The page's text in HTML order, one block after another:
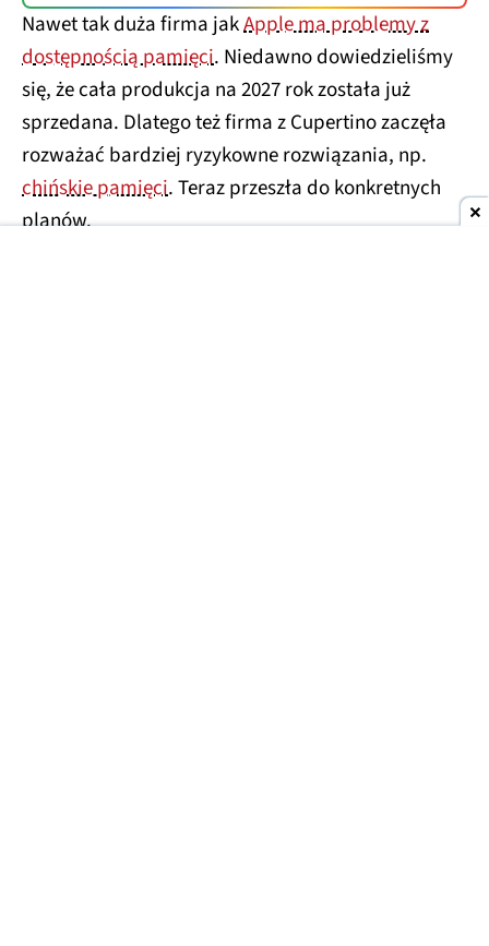
Nawet tak duża firma jakApple ma problemy z
dostępnością pamięci. Niedawno dowiedzieliśmy
się, że cała produkcja na 2027 rok została już
sprzedana. Dlatego też firma z Cupertino zaczęła
rozważać bardziej ryzykowne rozwiązania, np.
chińskie pamięci. Teraz przeszła do konkretnych
planów.